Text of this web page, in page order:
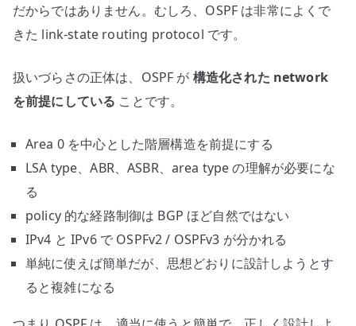
だからではありません。むしろ、OSPF は非常によくで
きた link-state routing protocol です。
扱いづらさの正体は、OSPF が 構造化された network
を前提にしている ことです。
Area 0 を中心とした階層構造を前提にする
LSA type、ABR、ASBR、area type の理解が必要にな
る
policy 的な経路制御は BGP ほど自然ではない
IPv4 と IPv6 で OSPFv2 / OSPFv3 が分かれる
単純に使えば簡単だが、思想どおりに設計しようとす
ると複雑になる